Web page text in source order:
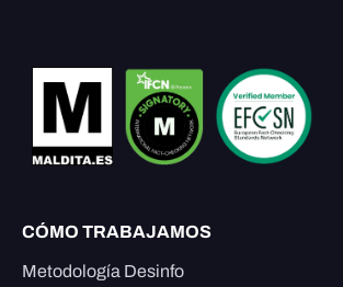
CÓMO TRABAJAMOS
Metodología Desinfo